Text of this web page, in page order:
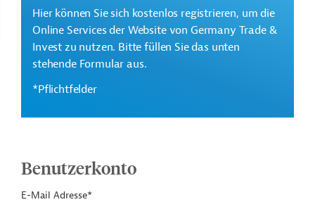
Hier können Sie sich kostenlos registrieren, um die
Online Services der Website von Germany Trade &
Invest zu nutzen. Bitte füllen Sie das unten
stehende Formular aus.
*Pflichtfelder
Benutzerkonto
E-Mail Adresse*